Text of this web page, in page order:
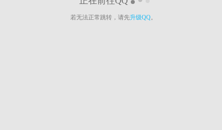
若无法正常跳转，请先升级QQ。